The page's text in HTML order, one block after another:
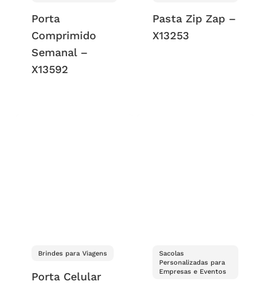
Porta
Comprimido
Semanal –
X13592
Pasta Zip Zap –
X13253
Brindes para Viagens
Porta Celular
Sacolas
Personalizadas para
Empresas e Eventos